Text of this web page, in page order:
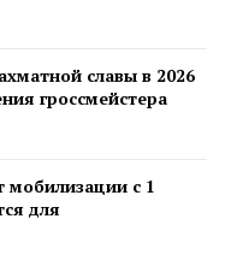
славы в 2026
гроссмейстера
мобилизации с 1
для